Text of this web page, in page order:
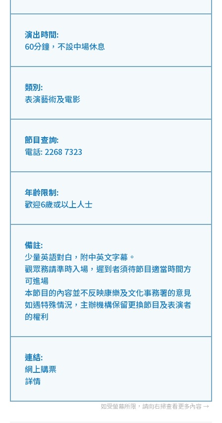
演出時間:
60分鐘，不設中場休息
類別:
表演藝術及電影
節目查詢:
電話: 2268 7323
年齡限制:
歡迎6歲或以上人士
備註:
少量英語對白，附中英文字幕。
觀眾務請準時入場，遲到者須待節目適當時間方
可進場
本節目的內容並不反映康樂及文化事務署的意見
如遇特殊情況，主辦機構保留更換節目及表演者
的權利
連結:
網上購票
詳情